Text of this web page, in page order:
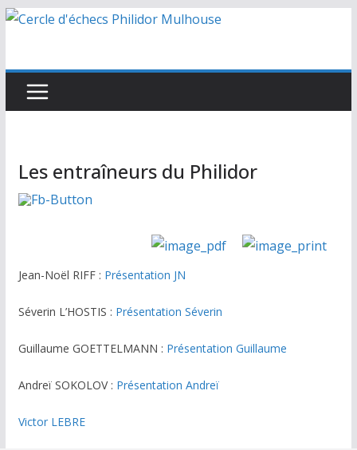
Passer
Les entraîneurs du Philidor
Jean-Noël RIFF : Présentation JN
Séverin L’HOSTIS : Présentation Séverin
Guillaume GOETTELMANN : Présentation Guillaume
Andreï SOKOLOV : Présentation Andreï
Victor LEBRE